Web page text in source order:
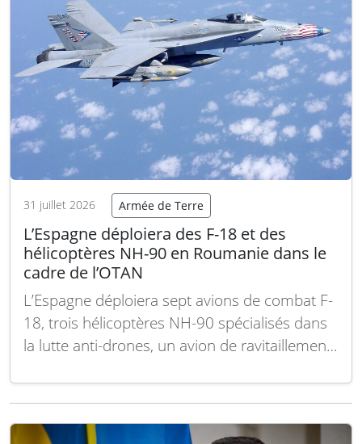
31 juillet 2026 Armée de Terre
L’Espagne déploiera des F-18 et des
hélicoptères NH-90 en Roumanie dans le
cadre de l’OTAN
L’Espagne déploiera sept avions de combat F-
18, trois hélicoptères NH-90 spécialisés dans
la lutte anti-drones, un avion de ravitaillement
l’armée de l’Air et de l’Espace à la base
un communiqué de l’OTAN. Ce déploiement